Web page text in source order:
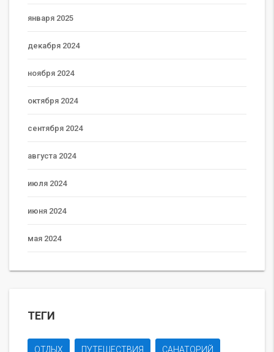
января 2025
декабря 2024
ноября 2024
октября 2024
сентября 2024
августа 2024
июля 2024
июня 2024
мая 2024
ТЕГИ
ОТДЫХ ПУТЕШЕСТВИЯ САНАТОРИЙ